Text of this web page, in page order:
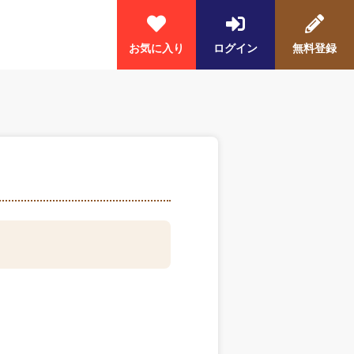
お気に入り
ログイン 無料登録